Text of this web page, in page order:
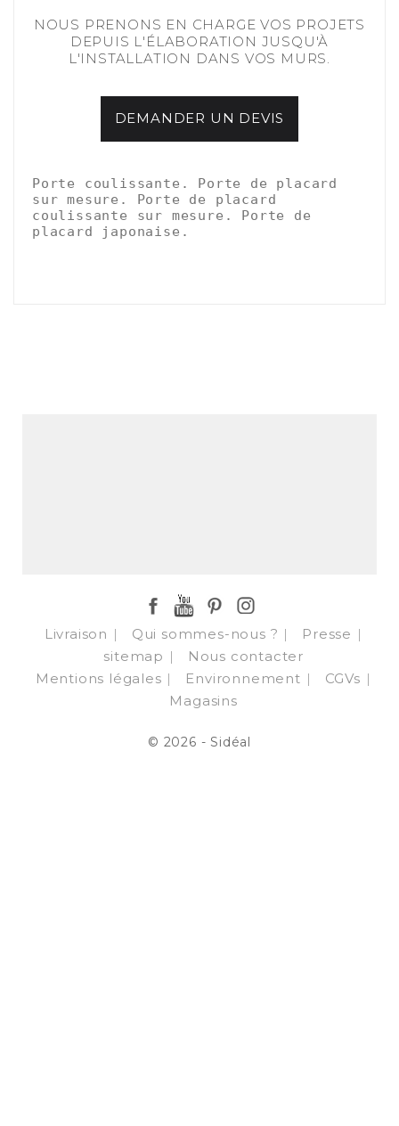
NOUS PRENONS EN CHARGE VOS PROJETS
DEPUIS L'ÉLABORATION JUSQU'À
L'INSTALLATION DANS VOS MURS.
DEMANDER UN DEVIS
Porte coulissante. Porte de placard
sur mesure. Porte de placard
coulissante sur mesure. Porte de
placard japonaise.
Facebook
YouTubePinterest
Livraison
Qui sommes-nous ?
Presse
sitemap
Nous contacter
Mentions légales
Environnement
CGVs
Magasins
© 2026 - Sidéal